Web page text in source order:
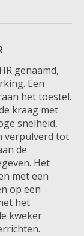
genaamd,
Een
het toestel.
kraag met
snelheid,
verpulverd tot
de
Het
met een
op een
het
kweker